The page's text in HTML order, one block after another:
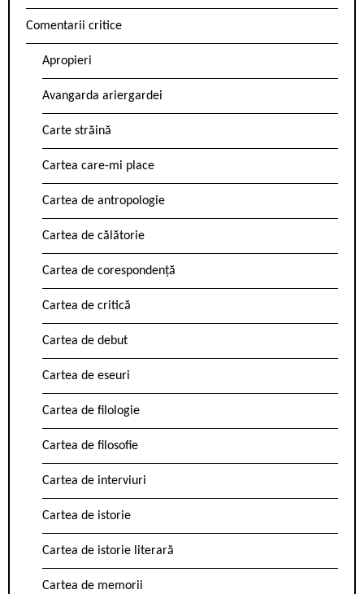
Comentarii critice
Apropieri
Avangarda ariergardei
Carte străină
Cartea care-mi place
Cartea de antropologie
Cartea de călătorie
Cartea de corespondență
Cartea de critică
Cartea de debut
Cartea de eseuri
Cartea de filologie
Cartea de filosofie
Cartea de interviuri
Cartea de istorie
Cartea de istorie literară
Cartea de memorii